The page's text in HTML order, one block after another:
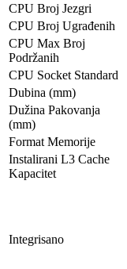
CPU Broj Jezgri
CPU Broj Ugrađenih
CPU Max Broj
Podržanih
CPU Socket Standard
Dubina (mm)
Dužina Pakovanja
(mm)
Format Memorije
Instalirani L3 Cache
Kapacitet
Integrisano